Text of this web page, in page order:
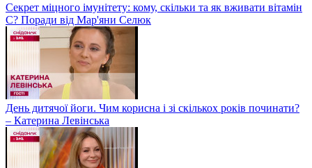
Секрет міцного імунітету: кому, скільки та як вживати вітамін
С? Поради від Мар'яни Селюк
День дитячої йоги. Чим корисна і зі скількох років починати?
– Катерина Левінська